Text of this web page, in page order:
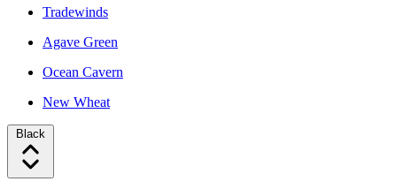
Tradewinds
Agave Green
Ocean Cavern
New Wheat
Black